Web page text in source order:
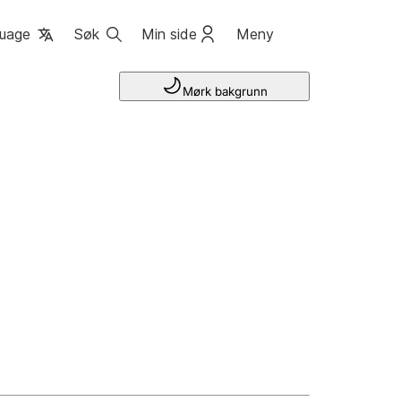
Søk Min side Meny
Mørk bakgrunn